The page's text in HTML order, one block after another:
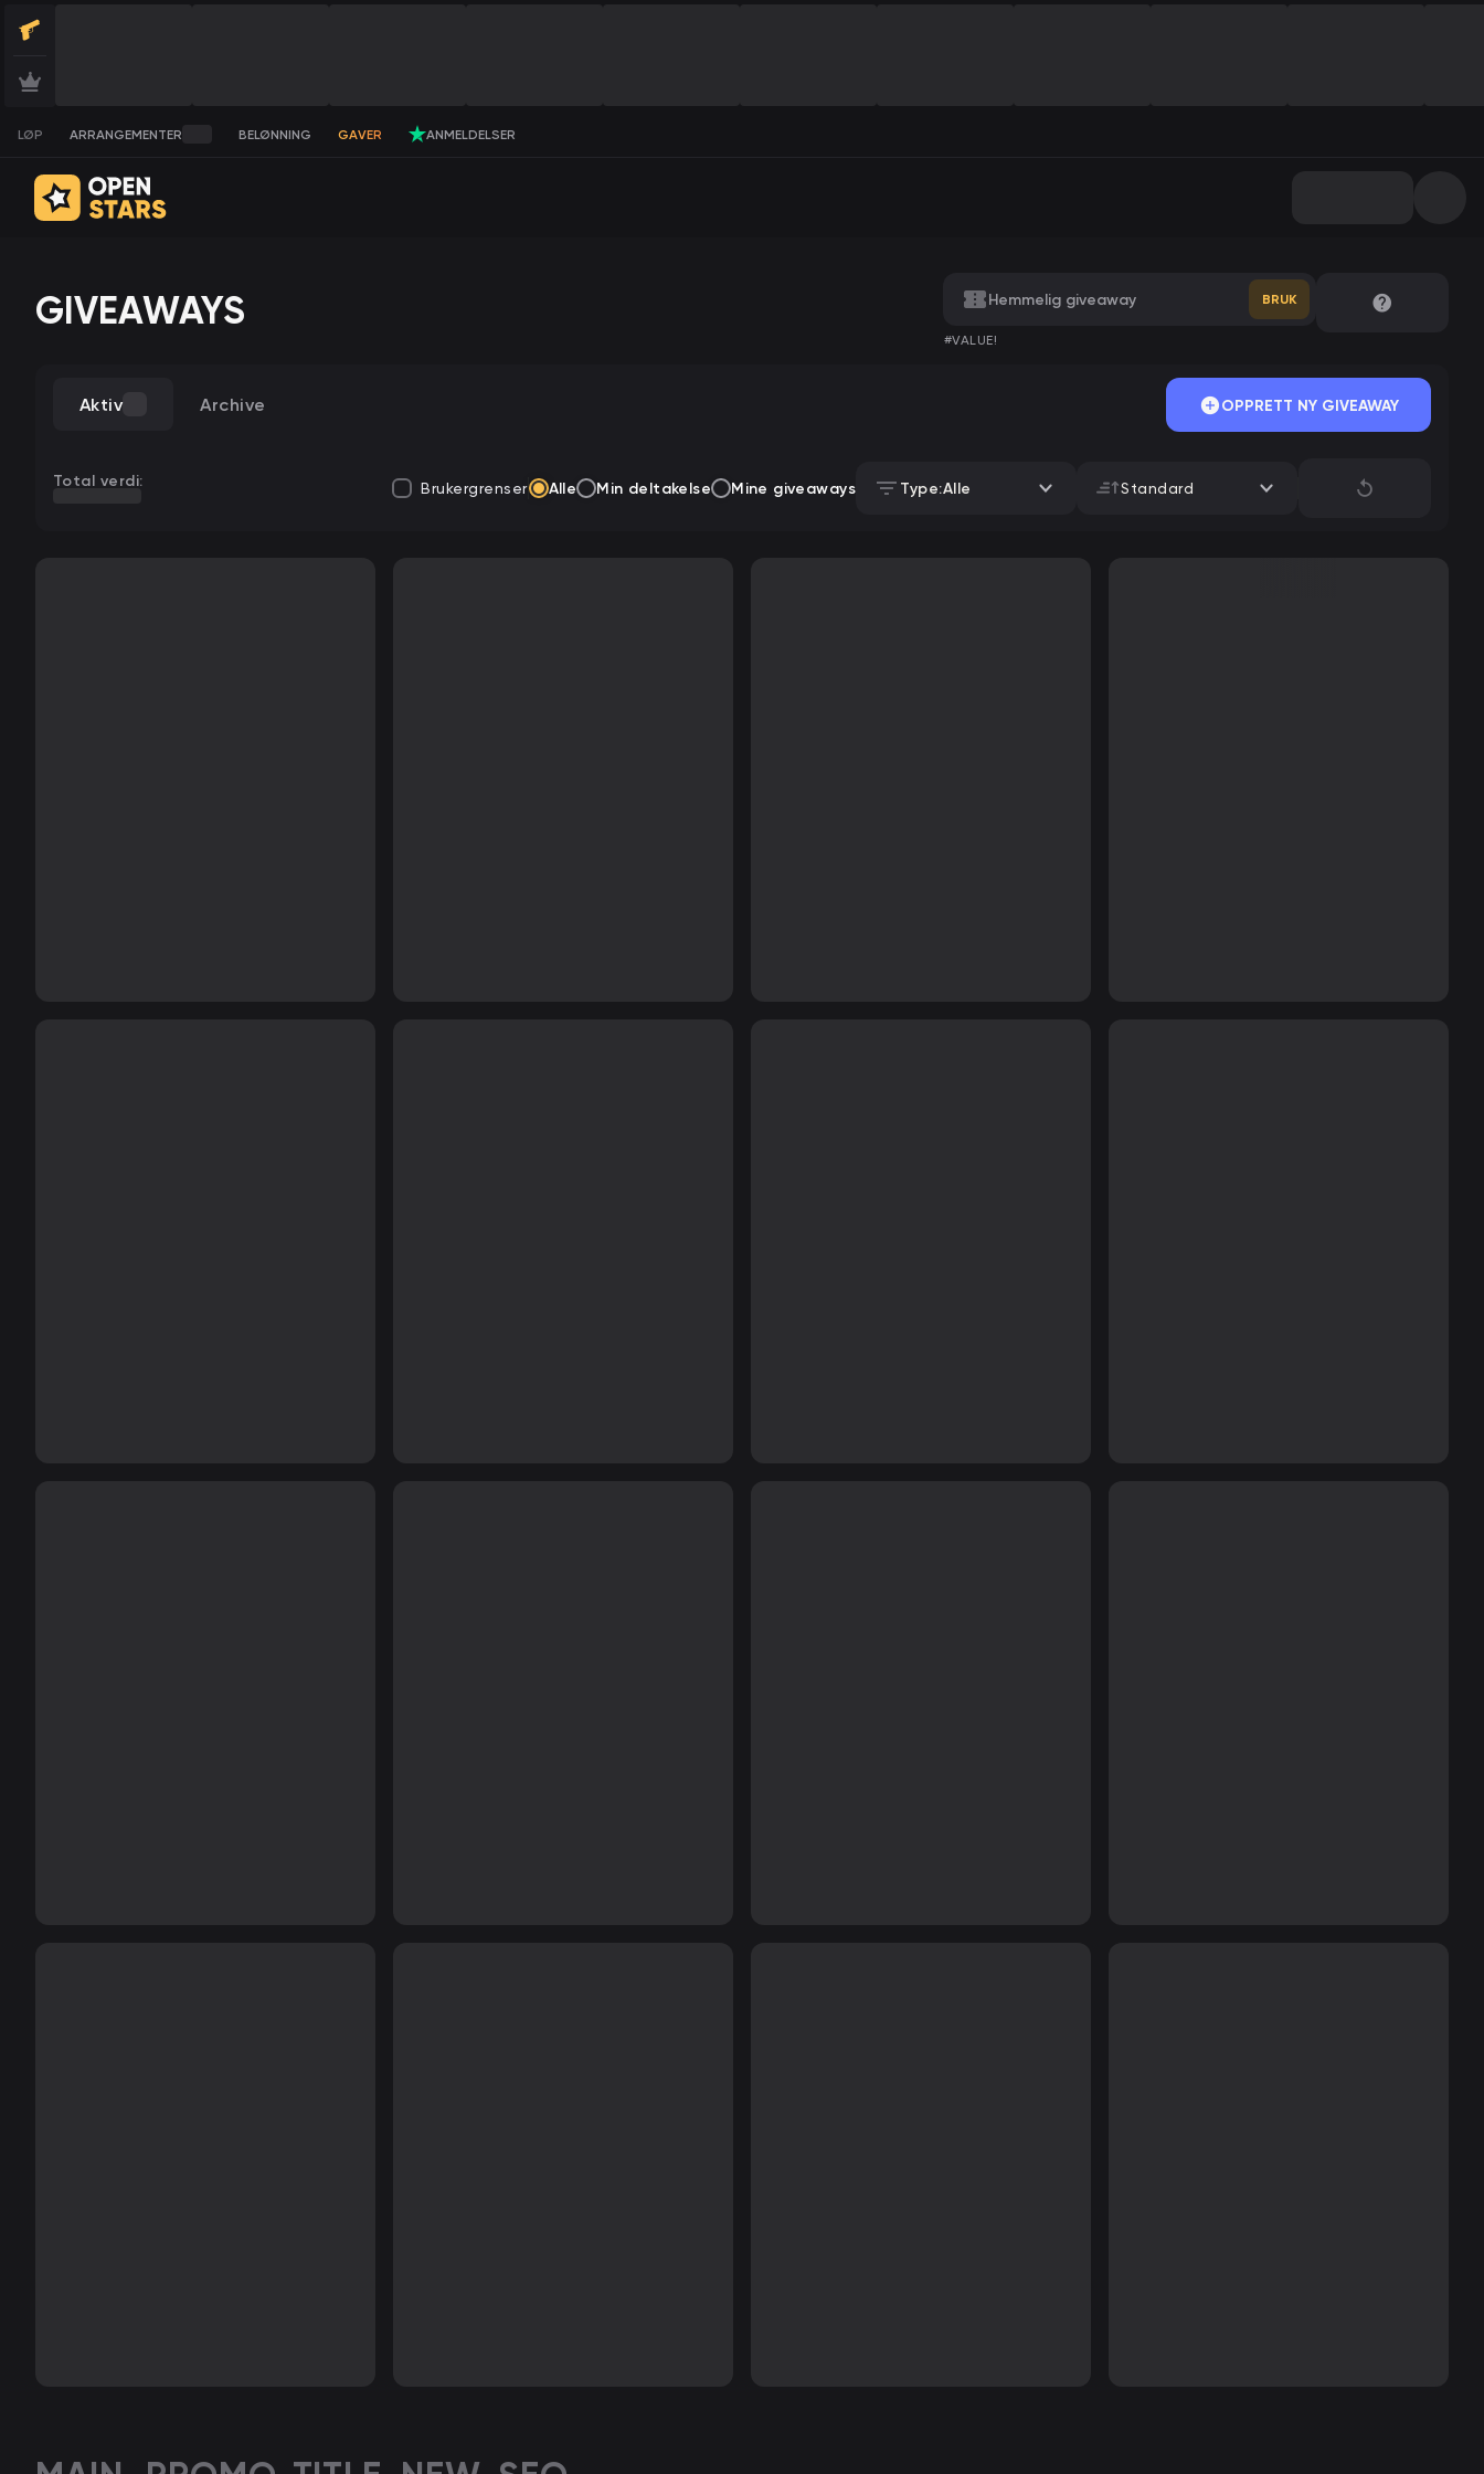
LØP ARRANGEMENTER BELØNNING GAVER ANMELDELSER
GIVEAWAYS BRUK
#VALUE!
Aktiv Archive OPPRETT NY GIVEAWAY
Total verdi: Brukergrenser Alle Min deltakelse Mine giveaways Type:Alle Standard